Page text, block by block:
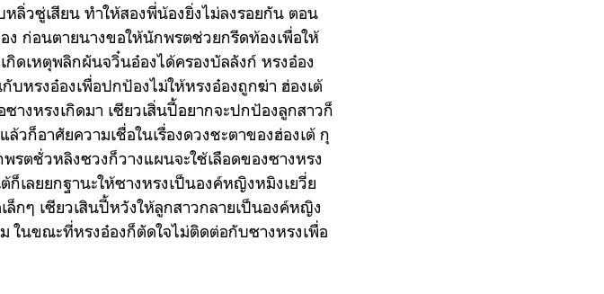
ลิ่วซู่เสียน ทำให้สองพี่น้องยิ่งไม่ลงรอยกัน ตอน
ง ก่อนตายนางขอให้นักพรตช่วยกรีดท้องเพื่อให้
กิดเหตุพลิกผันจวิ๋นอ๋องได้ครองบัลลังก์ หรงอ๋อง
บหรงอ๋องเพื่อปกป้องไม่ให้หรงอ๋องถูกฆ่า ฮ่องเต้
างหรงเกิดมา เซียวเสิ่นปี้อยากจะปกป้องลูกสาวก็
วก็อาศัยความเชื่อในเรื่องดวงชะตาของฮ่องเต้ กุ
รตชั่วหลิงซวงก็วางแผนจะใช้เลือดของซางหรง
ก็เลยยกฐานะให้ซางหรงเป็นองค์หญิงหมิงเยวี่ย
ล็กๆ เซียวเสินปี้หวังให้ลูกสาวกลายเป็นองค์หญิง
ในขณะที่หรงอ๋องก็ตัดใจไม่ติดต่อกับซางหรงเพื่อ